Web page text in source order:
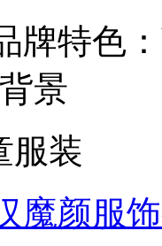
牌特色：
景
服装
魔颜服